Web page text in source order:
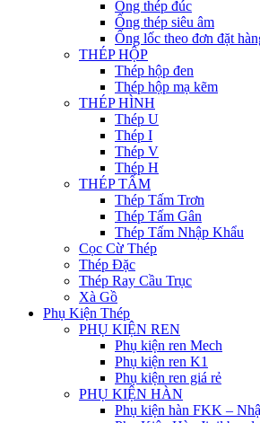
Ống thép đúc
Ống thép siêu âm
Ống lốc theo đơn đặt
THÉP HỘP
Thép hộp đen
Thép hộp mạ kẽm
THÉP HÌNH
Thép U
Thép I
Thép V
Thép H
THÉP TẤM
Thép Tấm Trơn
Thép Tấm Gân
Thép Tấm Nhập Khẩu
Cọc Cừ Thép
Thép Đặc
Thép Ray Cầu Trục
Xà Gồ
Phụ Kiện Thép
PHỤ KIỆN REN
Phụ kiện ren Mech
Phụ kiện ren K1
Phụ kiện ren giá rẻ
PHỤ KIỆN HÀN
Phụ kiện hàn FKK –